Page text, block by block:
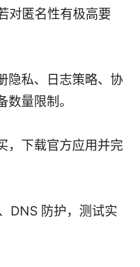
对匿名性有极高要
隐私、日志策略、协
量限制。
，下载官方应用并完
DNS 防护，测试实